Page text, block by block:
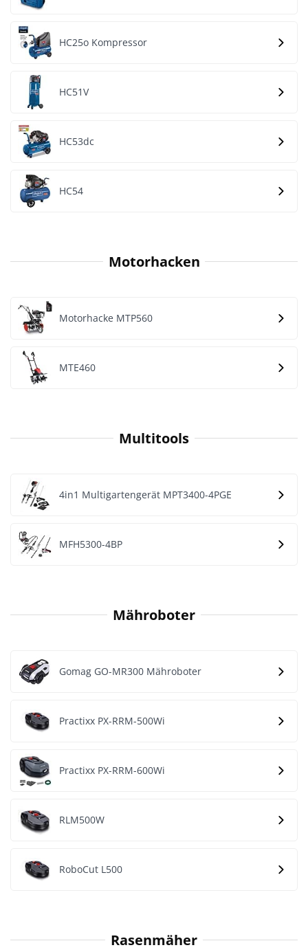
HC25o Kompressor
HC51V
HC53dc
HC54
Motorhacken
Motorhacke MTP560
MTE460
Multitools
4in1 Multigartengerät MPT3400-4PGE
MFH5300-4BP
Mähroboter
Gomag GO-MR300 Mähroboter
Practixx PX-RRM-500Wi
Practixx PX-RRM-600Wi
RLM500W
RoboCut L500
Rasenmäher